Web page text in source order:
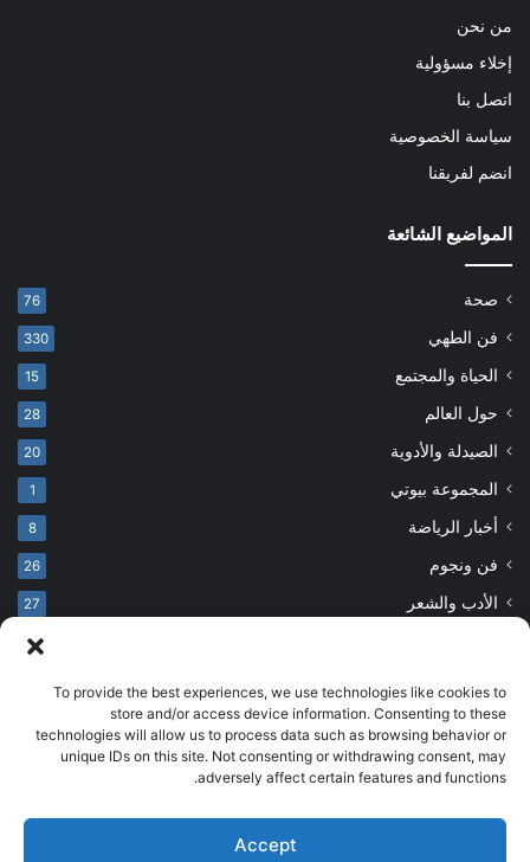
To provide the best experiences, we use technologies like cookies to
store and/or access device information. Consenting to these
technologies will allow us to process data such as browsing behavior or
unique IDs on this site. Not consenting or withdrawing consent, may
adversely affect certain features and functions.
Accept
من نحن
إخلاء مسؤولية
اتصل بنا
سياسة الخصوصية
انضم لفريقنا
المواضيع الشائعة
صحة 76
فن الطهي 330
الحياة والمجتمع 15
حول العالم 28
الصيدلة والأدوية 20
المجموعة بيوتي 1
أخبار الرياضة 8
فن ونجوم 26
الأدب والشعر 27
© حقوق النشر 2026، جميع الحقوق محفوظة
developed by salehsounbol.com
الرئيسية
من نحن إخلاء مسؤولية اتصل بنا
انضم لفريقنا